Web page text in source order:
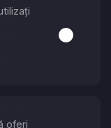
Activare
oferi